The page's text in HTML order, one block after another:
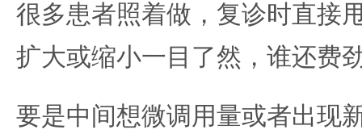
很多患者照着做，复诊时直接
扩大或缩小一目了然，谁还费
要是中间想微调用量或者出现